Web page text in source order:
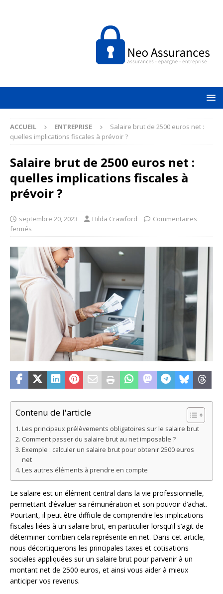
ACCUEIL ENTREPRISE
Salaire brut de 2500 euros net :
quelles implications fiscales à prévoir ?
Salaire brut de 2500 euros net :
quelles implications fiscales à
prévoir ?
septembre 20, 2023 Hilda Crawford
Commentaires
fermés
Contenu de l'article
Les principaux prélèvements obligatoires sur le salaire brut
Comment passer du salaire brut au net imposable ?
Exemple : calculer un salaire brut pour obtenir 2500 euros
net
Les autres éléments à prendre en compte
Le salaire est un élément central dans la vie professionnelle,
permettant d’évaluer sa rémunération et son pouvoir d’achat.
Pourtant, il peut être difficile de comprendre les implications
fiscales liées à un salaire brut, en particulier lorsqu’il s’agit de
déterminer combien cela représente en net. Dans cet article,
nous décortiquerons les principales taxes et cotisations
sociales appliquées sur un salaire brut pour parvenir à un
montant net de 2500 euros, et ainsi vous aider à mieux
anticiper vos revenus.